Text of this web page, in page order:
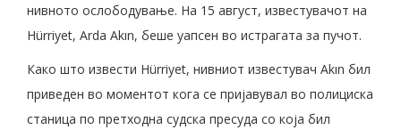
нивното ослободување. На 15 август, известувачот на
Hürriyet, Arda Akın, беше уапсен во истрагата за пучот.
Како што извести Hürriyet, нивниот известувач Akın бил
приведен во моментот кога се пријавувал во полициска
станица по претходна судска пресуда со која бил